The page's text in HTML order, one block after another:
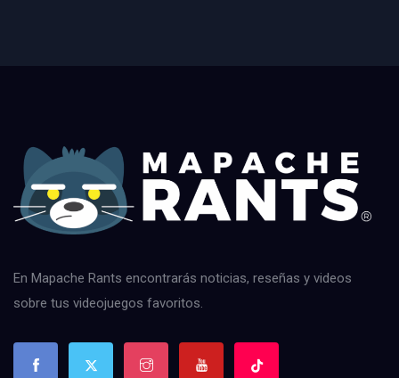
En Mapache Rants encontrarás noticias, reseñas y videos
sobre tus videojuegos favoritos.